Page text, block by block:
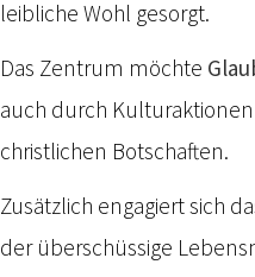
leibliche Wohl gesorgt.
Das Zentrum möchte
auch durch
christlichen Botschaften.
Zusätzlich engagiert sich
der überschüssige